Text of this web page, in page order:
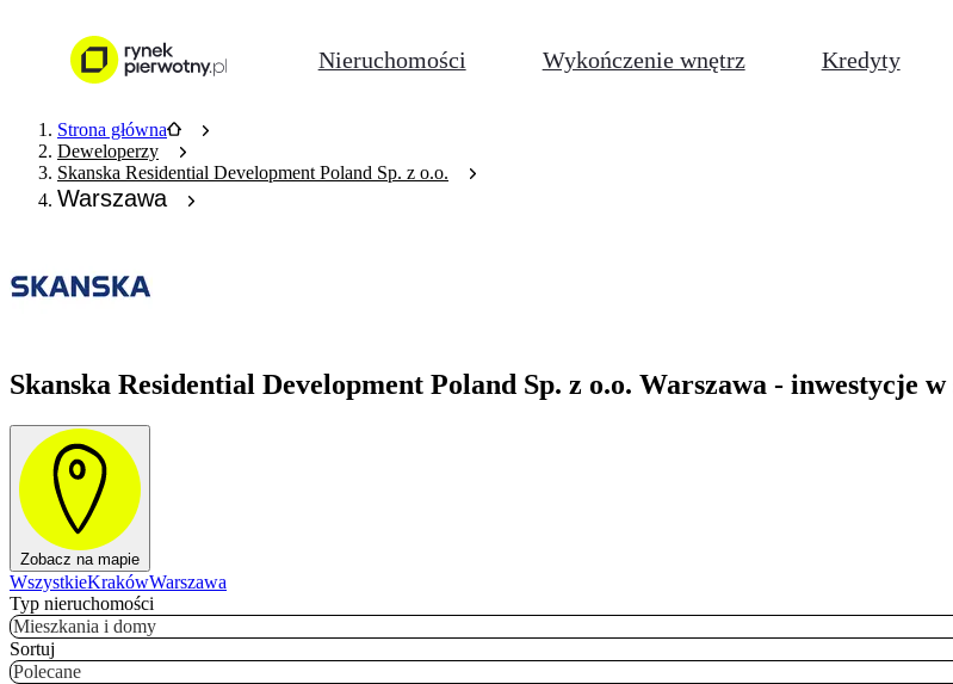
Nieruchomości Wykończenie wnętrz Kredyty
Strona główna
Deweloperzy
Skanska Residential Development Poland Sp. z o.o.
Warszawa
Skanska Residential Development Poland Sp. z o.o. Warszawa - inwestycje
Zobacz na mapie
WszystkieKrakówWarszawa
Typ nieruchomości
Mieszkania i domy
Sortuj
Polecane